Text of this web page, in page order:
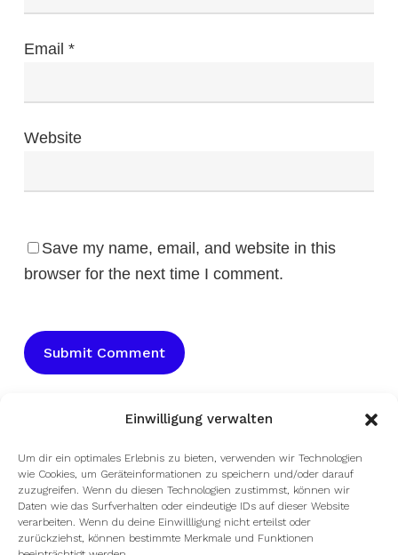
Einwilligung verwalten
Um dir ein optimales Erlebnis zu bieten, verwenden wir Technologien
wie Cookies, um Geräteinformationen zu speichern und/oder darauf
zuzugreifen. Wenn du diesen Technologien zustimmst, können wir
Daten wie das Surfverhalten oder eindeutige IDs auf dieser Website
verarbeiten. Wenn du deine Einwillligung nicht erteilst oder
zurückziehst, können bestimmte Merkmale und Funktionen
Email *
Website
Save my name, email, and website in this
browser for the next time I comment.